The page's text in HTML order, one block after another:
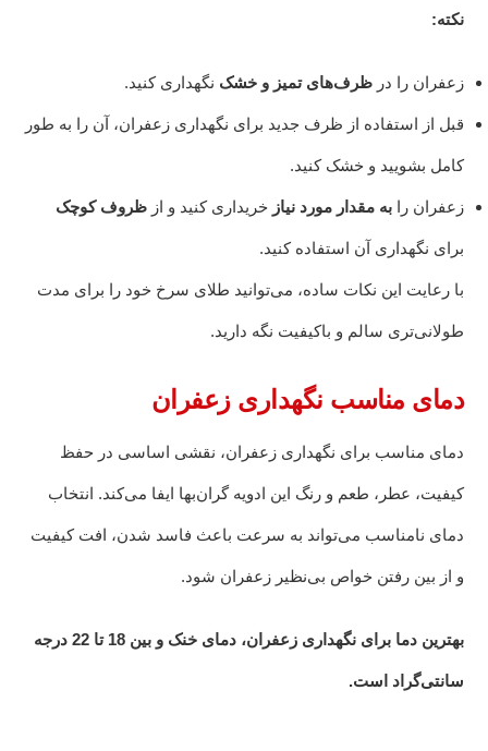
نکته:
زعفران را در ظرف‌های تمیز و خشک نگهداری کنید.
قبل از استفاده از ظرف جدید برای نگهداری زعفران، آن را به طور
کامل بشویید و خشک کنید.
زعفران را به مقدار مورد نیاز خریداری کنید و از ظروف کوچک
برای نگهداری آن استفاده کنید.
با رعایت این نکات ساده، می‌توانید طلای سرخ خود را برای مدت
طولانی‌تری سالم و باکیفیت نگه دارید.
دمای مناسب نگهداری زعفران
دمای مناسب برای نگهداری زعفران، نقشی اساسی در حفظ
کیفیت، عطر، طعم و رنگ این ادویه گران‌بها ایفا می‌کند. انتخاب
دمای نامناسب می‌تواند به سرعت باعث فاسد شدن، افت کیفیت
و از بین رفتن خواص بی‌نظیر زعفران شود.
بهترین دما برای نگهداری زعفران، دمای خنک و بین 18 تا 22 درجه
سانتی‌گراد است.